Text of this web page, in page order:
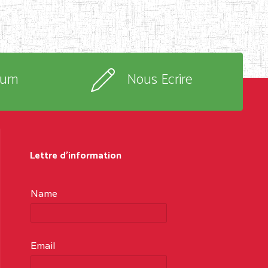
Nous Ecrire
Lettre d'information
Name
Email